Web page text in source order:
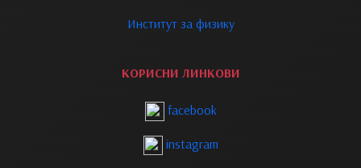
Институт за физику
КОРИСНИ ЛИНКОВИ
facebook
instagram